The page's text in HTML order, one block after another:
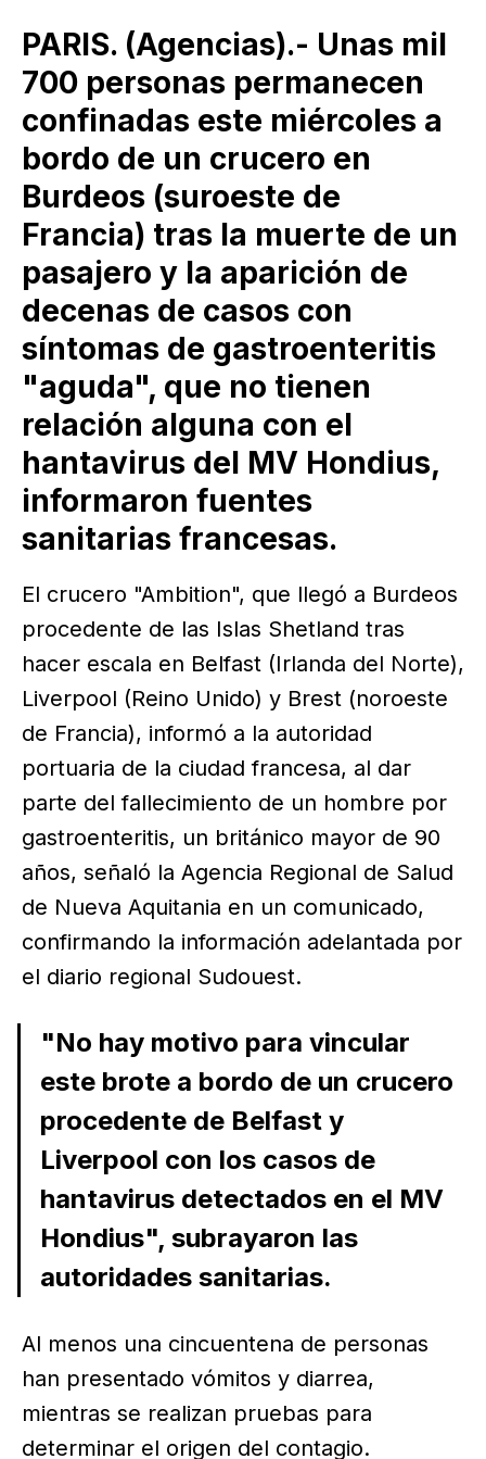
PARIS. (Agencias).- Unas mil
700 personas permanecen
confinadas este miércoles a
bordo de un crucero en
Burdeos (suroeste de
Francia) tras la muerte de un
pasajero y la aparición de
decenas de casos con
síntomas de gastroenteritis
"aguda", que no tienen
relación alguna con el
hantavirus del MV Hondius,
informaron fuentes
sanitarias francesas.
El crucero "Ambition", que llegó a Burdeos
procedente de las Islas Shetland tras
hacer escala en Belfast (Irlanda del Norte),
Liverpool (Reino Unido) y Brest (noroeste
de Francia), informó a la autoridad
portuaria de la ciudad francesa, al dar
parte del fallecimiento de un hombre por
gastroenteritis, un británico mayor de 90
años, señaló la Agencia Regional de Salud
de Nueva Aquitania en un comunicado,
confirmando la información adelantada por
el diario regional Sudouest.
"No hay motivo para vincular
este brote a bordo de un crucero
procedente de Belfast y
Liverpool con los casos de
hantavirus detectados en el MV
Hondius", subrayaron las
autoridades sanitarias.
Al menos una cincuentena de personas
han presentado vómitos y diarrea,
mientras se realizan pruebas para
determinar el origen del contagio.